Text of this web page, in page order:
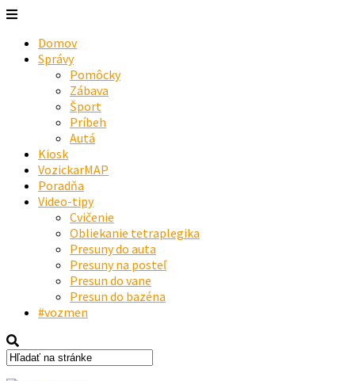
Domov
Správy
Pomôcky
Zábava
Šport
Príbeh
Autá
Kiosk
VozickarMAP
Poradňa
Video-tipy
Cvičenie
Obliekanie tetraplegika
Presuny do auta
Presuny na posteľ
Presun do vane
Presun do bazéna
#vozmen